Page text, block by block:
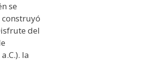
se
construyó
del
la